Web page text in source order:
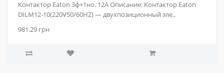
Контактор Eaton 3ф+1но. 12А Описание: Контактор Eaton
DILM12-10(220V50/60HZ) — двухпозиционный эле..
981.29 грн